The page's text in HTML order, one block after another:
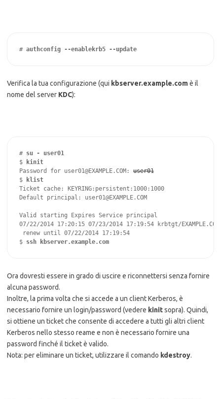
# authconfig --enablekrb5 --update
Verifica la tua configurazione (qui kbserver.example.comè il
nome del server KDC):
# su - user01
$
kinit
Password for user01@EXAMPLE.COM: user01
$
klist
Ticket cache: KEYRING:persistent:1000:1000
Default principal: user01@EXAMPLE.COM
Valid starting Expires Service principal
07/22/2014 17:20:15 07/23/2014 17:19:54 krbtgt/
renew until 07/22/2014 17:19:54
$ ssh kbserver.example.com
Ora dovresti essere in grado di uscire e riconnettersi senza fornire
alcuna password.
Inoltre, la prima volta che si accede a un client Kerberos, è
necessario fornire un login/password (vedere kinitsopra). Quindi,
si ottiene un ticket che consente di accedere a tutti gli altri client
Kerberos nello stesso reame e non è necessario fornire una
password finché il ticket è valido.
Nota: per eliminare un ticket, utilizzare il comando kdestroy.